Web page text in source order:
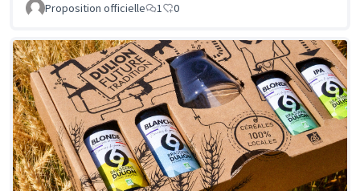
Proposition officielle 1 0